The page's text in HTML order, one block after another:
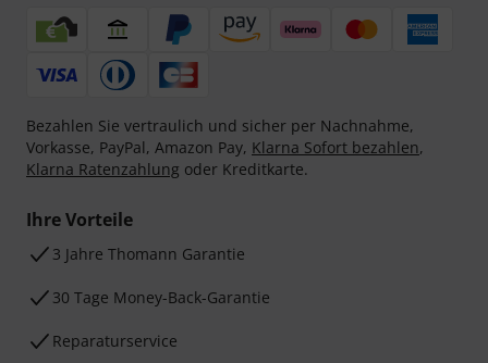
Bezahlen Sie vertraulich und sicher per Nachnahme,
Vorkasse, PayPal, Amazon Pay, Klarna Sofort bezahlen,
Klarna Ratenzahlung oder Kreditkarte.
Ihre Vorteile
3 Jahre Thomann Garantie
30 Tage Money-Back-Garantie
Reparaturservice